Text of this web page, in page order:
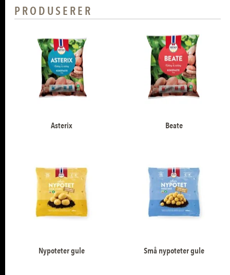
PRODUSERER
Asterix Beate
Nypoteter gule Små nypoteter gule